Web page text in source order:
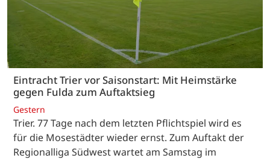
Eintracht Trier vor Saisonstart: Mit Heimstärke
gegen Fulda zum Auftaktsieg
Gestern
Trier. 77 Tage nach dem letzten Pflichtspiel wird es
für die Mosestädter wieder ernst. Zum Auftakt der
Regionalliga Südwest wartet am Samstag im